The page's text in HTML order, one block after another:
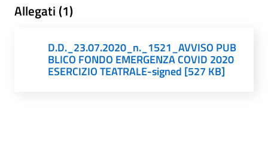
Allegati (1)
D.D._23.07.2020_n._1521_AVVISO PUB
BLICO FONDO EMERGENZA COVID 2020
ESERCIZIO TEATRALE-signed [527 KB]